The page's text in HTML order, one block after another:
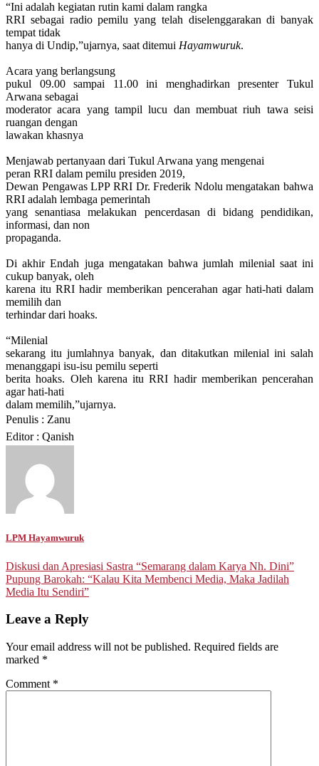
“Ini adalah kegiatan rutin kami dalam rangka
RRI sebagai radio pemilu yang telah diselenggarakan di banyak
tempat tidak
hanya di Undip,”ujarnya, saat ditemui Hayamwuruk.
Acara yang berlangsung
pukul 09.00 sampai 11.00 ini menghadirkan presenter Tukul
Arwana sebagai
moderator acara yang tampil lucu dan membuat riuh tawa seisi
ruangan dengan
lawakan khasnya
Menjawab pertanyaan dari Tukul Arwana yang mengenai
peran RRI dalam pemilu presiden 2019,
Dewan Pengawas LPP RRI Dr. Frederik Ndolu mengatakan bahwa
RRI adalah lembaga pemerintah
yang senantiasa melakukan pencerdasan di bidang pendidikan,
informasi, dan non
propaganda.
Di akhir Endah juga mengatakan bahwa jumlah milenial saat ini
cukup banyak, oleh
karena itu RRI hadir memberikan pencerahan agar hati-hati dalam
memilih dan
terhindar dari hoaks.
“Milenial
sekarang itu jumlahnya banyak, dan ditakutkan milenial ini salah
menanggapi isu-isu pemilu seperti
berita hoaks. Oleh karena itu RRI hadir memberikan pencerahan
agar hati-hati
dalam memilih,”ujarnya.
Penulis : Zanu
Editor : Qanish
LPM Hayamwuruk
Post
navigation
Diskusi dan Apresiasi Sastra “Semarang dalam Karya Nh. Dini”
Pupung Barokah: “Kalau Kita Membenci Media, Maka Jadilah
Media Itu Sendiri”
Leave a Reply
Your email address will not be published. Required fields are
marked *
Comment *